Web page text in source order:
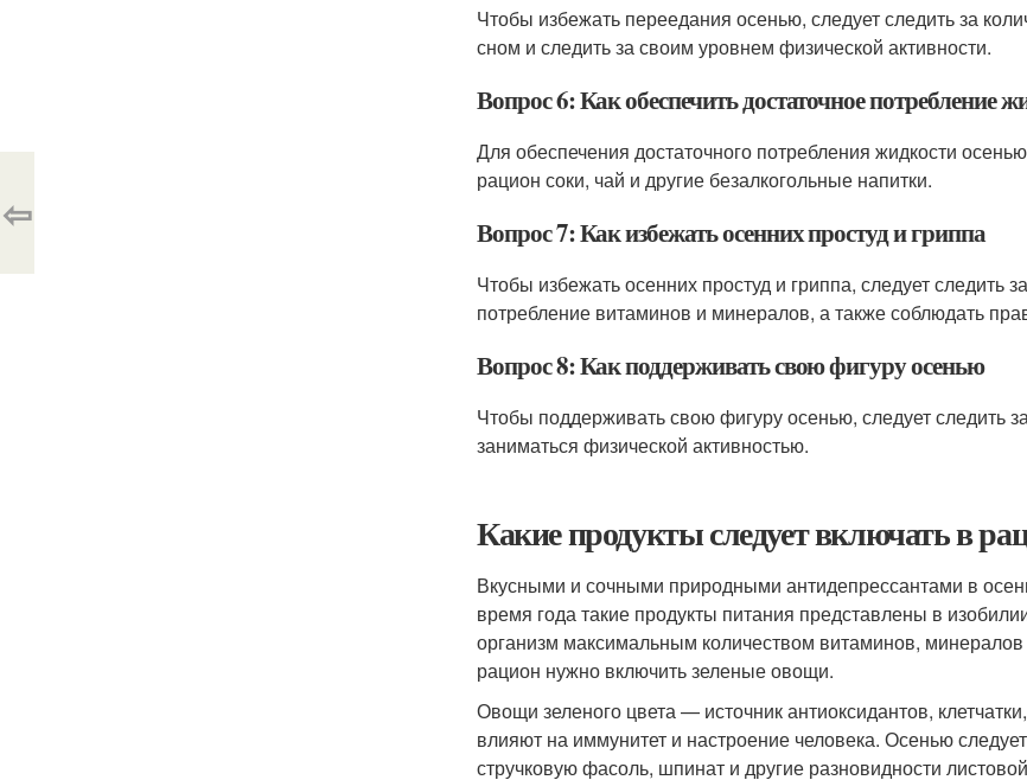
Чтобы избежать переедания осенью, следует следить за
сном и следить за своим уровнем физической активности.
Вопрос 6: Как обеспечить достаточное потребление
Для обеспечения достаточного потребления жидкости
рацион соки, чай и другие безалкогольные напитки.
Вопрос 7: Как избежать осенних простуд и гриппа
Чтобы избежать осенних простуд и гриппа, следует следить
потребление витаминов и минералов, а также соблюдать
Вопрос 8: Как поддерживать свою фигуру осенью
Чтобы поддерживать свою фигуру осенью, следует следить
заниматься физической активностью.
Какие продукты следует включать в
Вкусными и сочными природными антидепрессантами в
время года такие продукты питания представлены в
организм максимальным количеством витаминов,
рацион нужно включить зеленые овощи.
Овощи зеленого цвета — источник антиоксидантов,
влияют на иммунитет и настроение человека. Осенью
стручковую фасоль, шпинат и другие разновидности
⇦